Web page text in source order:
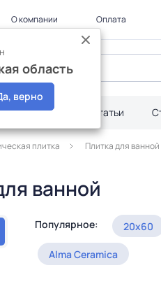
область
верно
О компании Оплата
Акции Статьи
плитка Плитка для ванной
ванной
Популярное: 20x60
Alma Ceramica